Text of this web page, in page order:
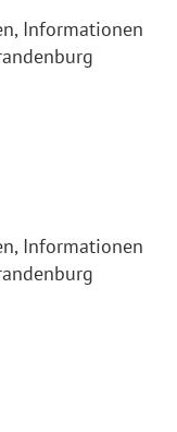
Informationen
Informationen